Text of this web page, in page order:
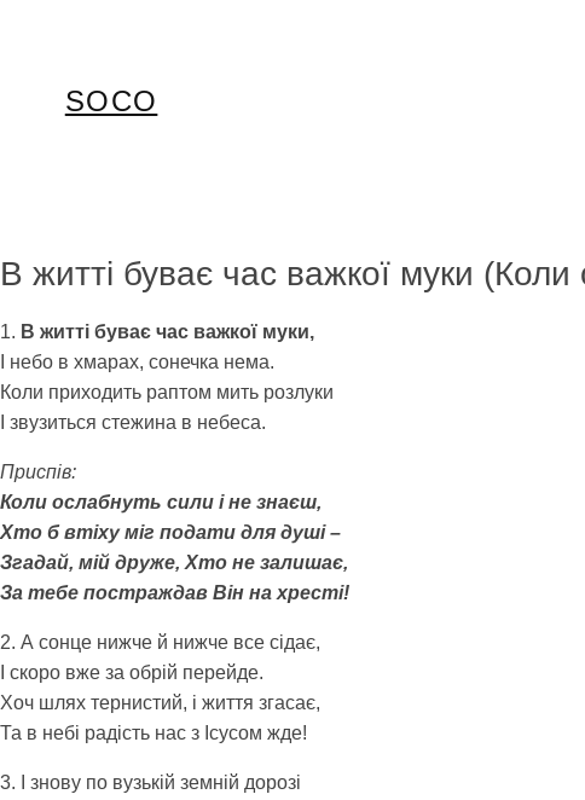
SOCO
В житті буває час важкої муки
1. В житті буває час важкої муки,
І небо в хмарах, сонечка нема.
Коли приходить раптом мить розлуки
І звузиться стежина в небеса.
Приспів:
Коли ослабнуть сили і не знаєш,
Хто б втіху міг подати для душі –
Згадай, мій друже, Хто не залишає,
За тебе постраждав Він на хресті!
2. А сонце нижче й нижче все сідає,
І скоро вже за обрій перейде.
Хоч шлях тернистий, і життя згасає,
Та в небі радість нас з Ісусом жде!
3. І знову по вузькій земній дорозі